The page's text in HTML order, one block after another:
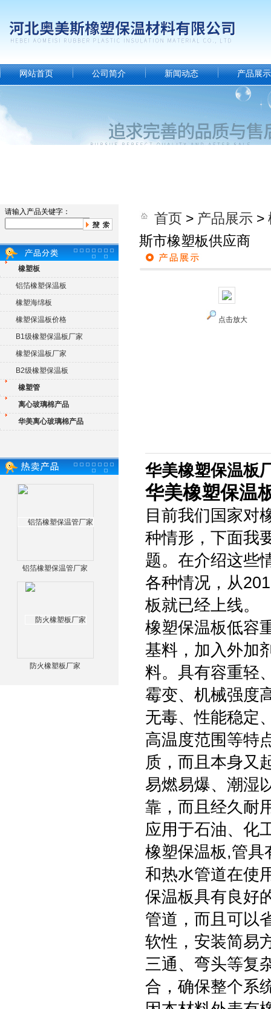
网站首页 公司简介 新闻动态 产品展示
请输入产品关键字：
橡塑板
铝箔橡塑保温板
橡塑海绵板
橡塑保温板价格
B1级橡塑保温板厂家
橡塑保温板厂家
B2级橡塑保温板
橡塑管
离心玻璃棉产品
华美离心玻璃棉产品
铝箔橡塑保温管厂家
防火橡塑板厂家
首页 > 产品展示 >
斯市橡塑板供应商
点击放大
华美橡塑保温板
华美橡塑保温
目前我们国家对
种情形，下面我
题。在介绍这些
各种情况，从
板就已经上线。
橡塑保温板低容
基料，加入外加
料。具有容重轻
霉变、机械强度
无毒、性能稳定
高温度范围等特
质，而且本身又
易燃易爆、潮湿
靠，而且经久耐
应用于石油、化
橡塑保温板,管具
和热水管道在使
保温板具有良好
管道，而且可以
软性，安装简易
三通、弯头等复
合，确保整个系